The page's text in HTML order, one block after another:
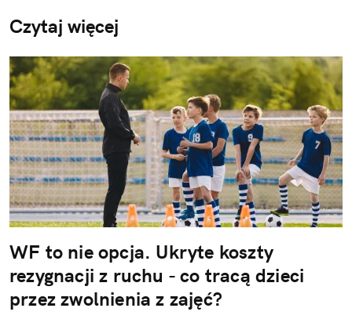
Czytaj więcej
WF to nie opcja. Ukryte koszty
rezygnacji z ruchu - co tracą dzieci
przez zwolnienia z zajęć?